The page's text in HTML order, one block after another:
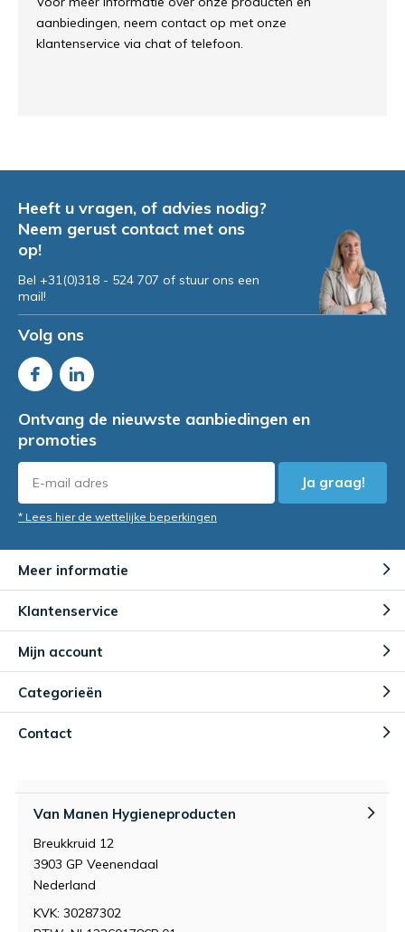
aanbiedingen, neem contact op met onze
klantenservice via chat of telefoon.
Heeft u vragen, of advies nodig?
Neem gerust contact met ons
op!
Bel +31(0)318 - 524 707 of stuur ons een
mail!
Volg ons
Ontvang de nieuwste aanbiedingen en
promoties
Ja graag!
* Lees hier de wettelijke beperkingen
Meer informatie
Klantenservice
Mijn account
Categorieën
Contact
Van Manen Hygieneproducten
Breukkruid 12
3903 GP Veenendaal
Nederland
KVK: 30287302